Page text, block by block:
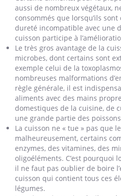
aussi de nombreux végétaux,
consommés que lorsqu’ils sont
dureté incompatible avec une
cuisson participe à
Le très gros avantage de la
microbes, dont certains sont
exemple celui de la
nombreuses malformations
règle générale, il est
aliments avec des mains
domestiques de la cuisine, de
une grande partie des
La cuisson ne « tue » pas que
malheureusement, certains
enzymes, des vitamines, des
oligoéléments. C’est pourquoi
il ne faut pas oublier de boire
cuisson qui contient tous ces
légumes.